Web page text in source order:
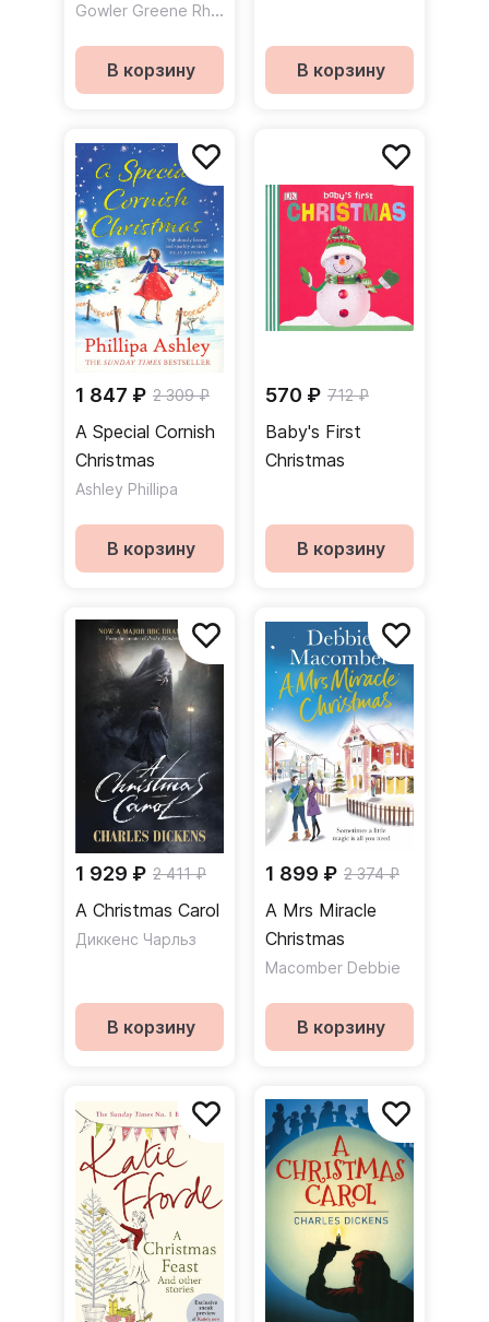
Gowler Greene Rhonda
В корзину В корзину
1 847 ₽ 2 309 ₽
A Special Cornish
Christmas
Ashley Phillipa
В корзину
570 ₽ 712 ₽
Baby's First
Christmas
В корзину
1 929 ₽ 2 411 ₽
A Christmas Carol
Диккенс Чарльз
В корзину
1 899 ₽ 2 374 ₽
A Mrs Miracle
Christmas
Macomber Debbie
В корзину